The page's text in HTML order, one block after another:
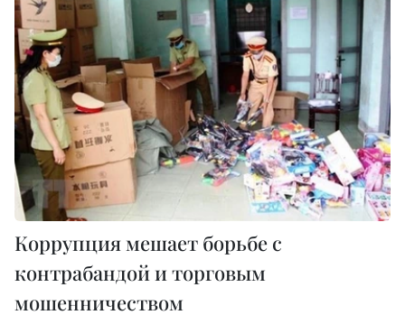
Коррупция мешает борьбе с
контрабандой и торговым
мошенничеством